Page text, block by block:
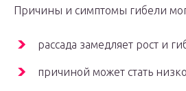
Причины и симптомы гибели
рассада замедляет рост и
причиной может стать